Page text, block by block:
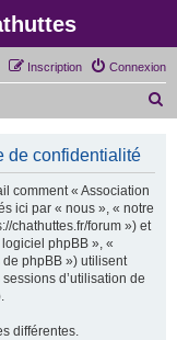
Connexion
Inscription
de confidentialité
comment « Association
ici par « nous », « notre
chathuttes.fr/forum ») et
phpBB », «
phpBB ») utilisent
d’utilisation de
différentes.